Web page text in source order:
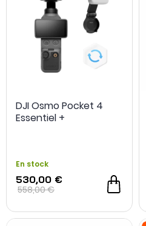
DJI Osmo Pocket 4
Essentiel +
En stock
530,00 €
558,00 €